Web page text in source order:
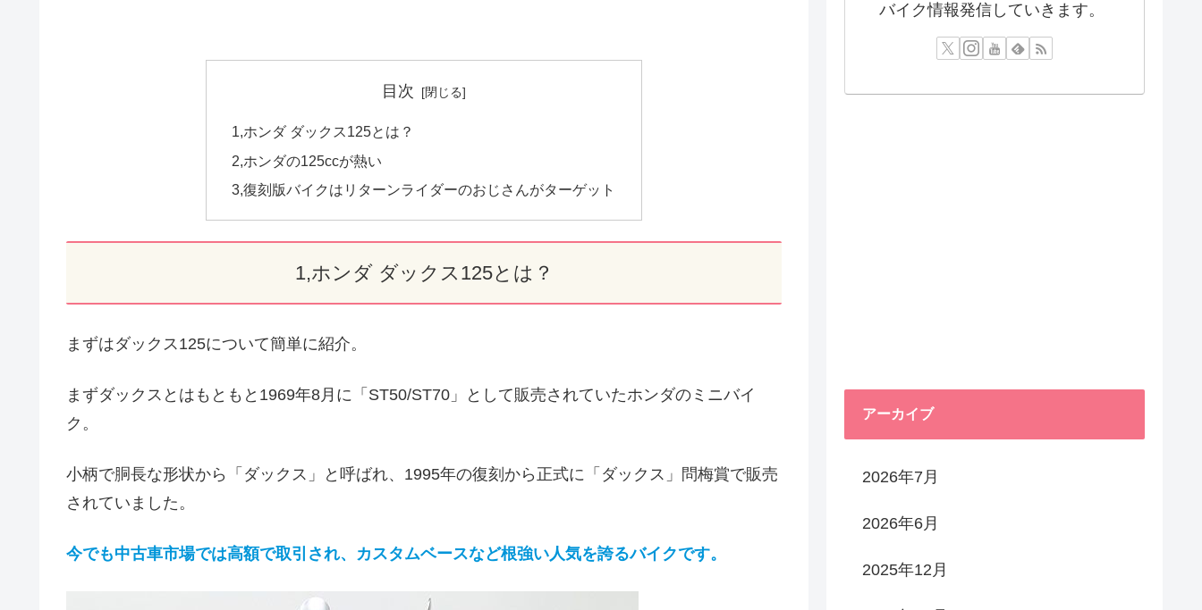
目次
1,ホンダ ダックス125とは？
2,ホンダの125ccが熱い
3,復刻版バイクはリターンライダーのおじさんがターゲット
1,ホンダ ダックス125とは？
まずはダックス125について簡単に紹介。
まずダックスとはもともと1969年8月に「ST50/ST70」として販売されていたホンダのミニバイ
ク。
小柄で胴長な形状から「ダックス」と呼ばれ、1995年の復刻から正式に「ダックス」問梅賞で販売
されていました。
今でも中古車市場では高額で取引され、カスタムベースなど根強い人気を誇るバイクです。
バイク情報発信していきます。
アーカイブ
2026年7月
2026年6月
2025年12月